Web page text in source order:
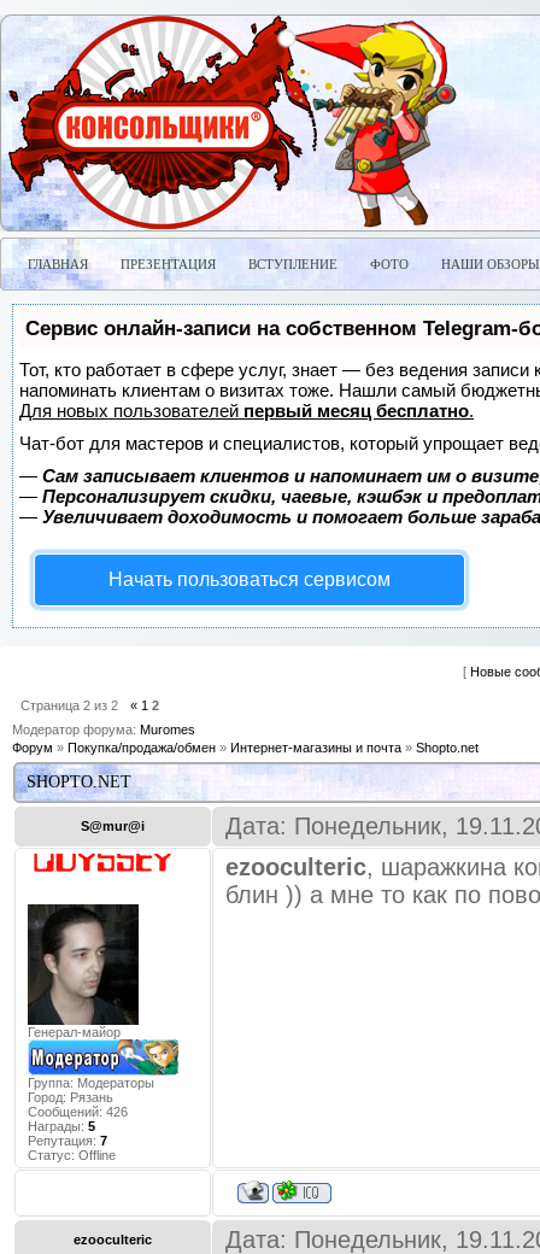
ГЛАВНАЯ ПРЕЗЕНТАЦИЯ ВСТУПЛЕНИЕ ФОТО НАШИ ОБЗОРЫ
Сервис онлайн-записи на собственном Telegram-
Тот, кто работает в сфере услуг, знает — без ведения
напоминать клиентам о визитах тоже. Нашли самый
Для новых пользователей первый месяц бесплатно.
Чат-бот для мастеров и специалистов, который упрощает
— Сам записывает клиентов и напоминает им о
— Персонализирует скидки, чаевые, кэшбэк и
— Увеличивает доходимость и помогает больше
Начать пользоваться сервисом
[ Новые
Страница 2 из 2 « 1 2
Модератор форума: Muromes
Форум » Покупка/продажа/обмен » Интернет-магазины и почта » Shopto.net
SHOPTO.NET
S@mur@i Дата: Понедельник,
Генерал-майор
Группа: Модераторы
Город: Рязань
Сообщений: 426
Награды: 5
Репутация: 7
Статус: Offline
ezooculteric, шаражкина
блин )) а мне то как по
ezooculteric Дата: Понедельник,